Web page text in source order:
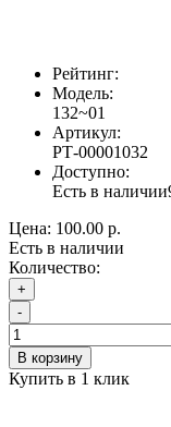
Рейтинг:
Модель:
132~01
Артикул:
РТ-00001032
Доступно:
Есть в наличии
Цена: 100.00 р.
Есть в наличии
Количество:
+
-
В корзину
Купить в 1 клик